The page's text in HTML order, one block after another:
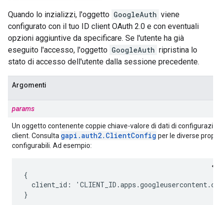
Quando lo inzializzi, l'oggetto GoogleAuth viene
configurato con il tuo ID client OAuth 2.0 e con eventuali
opzioni aggiuntive da specificare. Se l'utente ha già
eseguito l'accesso, l'oggetto GoogleAuth ripristina lo
stato di accesso dell'utente dalla sessione precedente.
Argomenti
params
Un oggetto contenente coppie chiave-valore di dati di
client. Consulta gapi .auth2. ClientConfig per le diverse
configurabili. Ad esempio:
{
client_id:
}